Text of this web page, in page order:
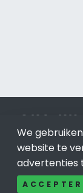
© 2019 - 2026
Internet.
optimalisatie
We
website te
advertenties